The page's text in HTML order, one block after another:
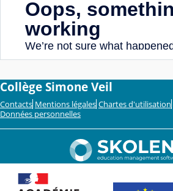
Collège Simone Veil
Contacts Mentions légales Chartes d'utilisation
Données personnelles